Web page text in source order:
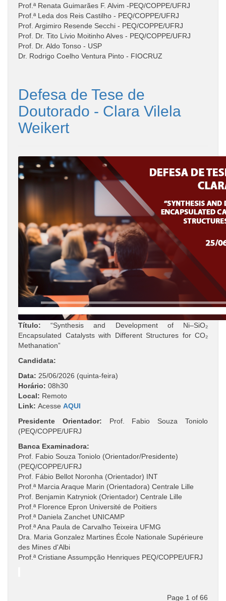
Prof.ª Renata Guimarães F. Alvim -PEQ/COPPE/UFRJ
Prof.ª Leda dos Reis Castilho - PEQ/COPPE/UFRJ
Prof. Argimiro Resende Secchi - PEQ/COPPE/UFRJ
Prof. Dr. Tito Lívio Moitinho Alves - PEQ/COPPE/UFRJ
Prof. Dr. Aldo Tonso - USP
Dr. Rodrigo Coelho Ventura Pinto - FIOCRUZ
Defesa de Tese de
Doutorado - Clara Vilela
Weikert
Título:“Synthesis and Development of Ni–SiO₂
Encapsulated Catalysts with Different Structures for CO₂
Methanation”
Candidata:
Data: 25/06/2026 (quinta-feira)
Horário: 08h30
Local: Remoto
Link: Acesse AQUI
Presidente Orientador: Prof. Fabio Souza Toniolo
(PEQ/COPPE/UFRJ
Banca Examinadora:
Prof. Fabio Souza Toniolo (Orientador/Presidente)
(PEQ/COPPE/UFRJ
Prof. Fábio Bellot Noronha (Orientador) INT
Prof.ª Marcia Araque Marin (Orientadora) Centrale Lille
Prof. Benjamin Katryniok (Orientador) Centrale Lille
Prof.ª Florence Epron Université de Poitiers
Prof.ª Daniela Zanchet UNICAMP
Prof.ª Ana Paula de Carvalho Teixeira UFMG
Dra. Maria Gonzalez Martines École Nationale Supérieure
des Mines d'Albi
Prof.ª Cristiane Assumpção Henriques PEQ/COPPE/UFRJ
Page 1 of 66